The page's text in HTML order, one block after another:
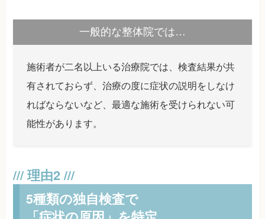
一般的な整体院では…
施術者が二名以上いる治療院では、検査結果が共
有されておらず、治療の度に症状の説明をしなけ
ればならないなど、最適な施術を受けられない可
能性があります。
5種類の独自検査で